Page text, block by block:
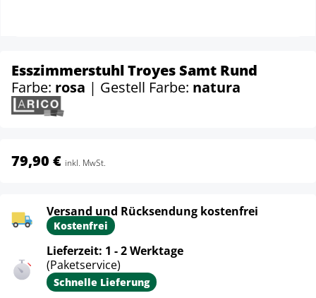
Esszimmerstuhl Troyes Samt Rund
Farbe: rosa | Gestell Farbe: natura
79,90 € inkl. MwSt.
Versand und Rücksendung kostenfrei
Kostenfrei
Lieferzeit: 1 - 2 Werktage
(Paketservice)
Schnelle Lieferung